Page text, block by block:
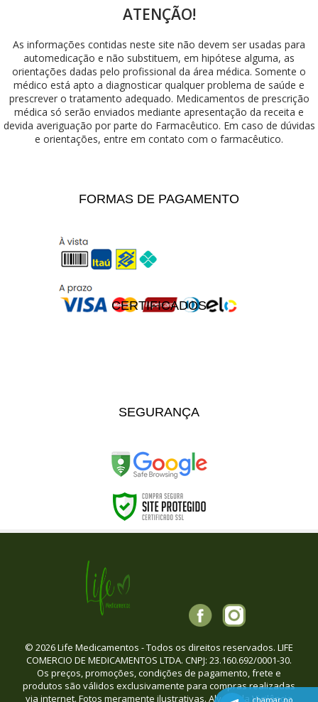
chamar no
ATENÇÃO!
As informações contidas neste site não devem ser usadas para
automedicação e não substituem, em hipótese alguma, as
orientações dadas pelo profissional da área médica. Somente o
médico está apto a diagnosticar qualquer problema de saúde e
prescrever o tratamento adequado. Medicamentos de prescrição
médica só serão enviados mediante apresentação da receita e
devida averiguação por parte do Farmacêutico. Em caso de dúvidas
e orientações, entre em contato com o farmacêutico.
FORMAS DE PAGAMENTO
CERTIFICADOS
SEGURANÇA
© 2026 Life Medicamentos - Todos os direitos reservados. LIFE
COMERCIO DE MEDICAMENTOS LTDA. CNPJ: 23.160.692/0001-30.
Os preços, promoções, condições de pagamento, frete e
produtos são válidos exclusivamente para compras realizadas
via internet. Fotos meramente ilustrativas. Alvará da Vigilância